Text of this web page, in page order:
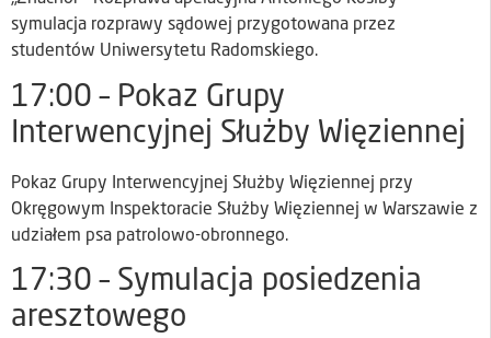
symulacja rozprawy sądowej przygotowana przez
studentów Uniwersytetu Radomskiego.
17:00 – Pokaz Grupy
Interwencyjnej Służby Więziennej
Pokaz Grupy Interwencyjnej Służby Więziennej przy
Okręgowym Inspektoracie Służby Więziennej w Warszawie z
udziałem psa patrolowo-obronnego.
17:30 – Symulacja posiedzenia
aresztowego